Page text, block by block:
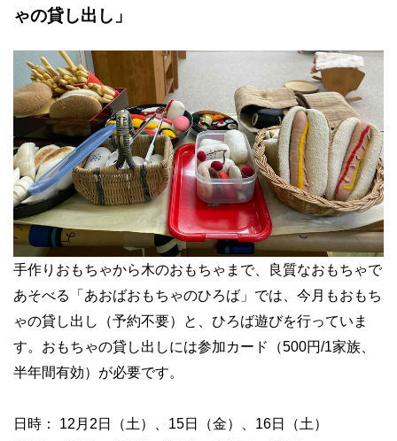
ゃの貸し出し」
手作りおもちゃから木のおもちゃまで、良質なおもちゃで
あそべる「あおばおもちゃのひろば」では、今月もおもち
ゃの貸し出し（予約不要）と、ひろば遊びを行っていま
す。おもちゃの貸し出しには参加カード（500円/1家族、
半年間有効）が必要です。
日時： 12月2日（土）、15日（金）、16日（土）